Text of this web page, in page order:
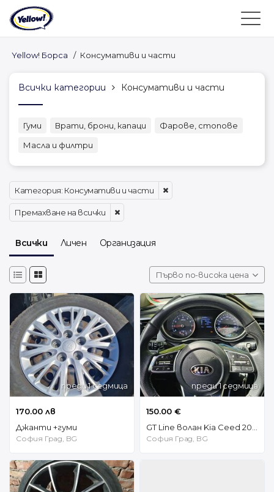
Yellow! Борса / Консумативи и части
Всички категории Консумативи и части
Гуми Врати, брони, капаци
Фарове, стопове
Масла и филтри
Категория: Консумативи и части
Премахване на всички
Всички Личен Организация
Първо по-висока цена
преди 1 седмица
170.00 лв
Джанти +гуми
София Град, BG
преди 1 седмица
150.00 €
София Град, BG